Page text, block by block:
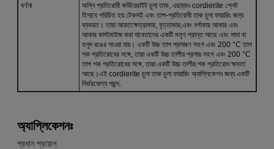
বর্ণনা
অগ্নি প্রতিরোধী কর্ডিয়েরাইট চুলা তাক, এছাড়াও cordierite প্লেট
হিসাবে পরিচিত হয় টেকসই এবং তাপ-প্রতিরোধী তাক চুলা ফায়ারিং জন্য
ব্যবহৃত। তারা আয়তক্ষেত্রাকার, বৃত্তাকার,এবং বর্গাকার আকার এবং
আকার কাস্টমাইজ করা যাবেতাদের একটি মসৃণ প্রান্ত আছে এবং সাদা বা
হলুদ রঙের পাওয়া যায়। একটি উচ্চ তাপ প্রসারণ সহগ এবং 200 °C তাপ
শক প্রতিরোধের সঙ্গে, তারা একটি উচ্চ তাপীয় প্রসার সহগ এবং 200 °C
তাপ শক প্রতিরোধের সঙ্গে, তারা একটি উচ্চ তাপীয় শক প্রতিরোধ ক্ষমতা
আছে।এই cordierite চুলা তাক চুলা ফায়ারিং অ্যাপ্লিকেশন জন্য একটি
নির্ভরযোগ্য পছন্দ.
অ্যাপ্লিকেশনঃ
প্রধান প্রয়োগ